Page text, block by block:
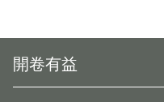
開卷有益